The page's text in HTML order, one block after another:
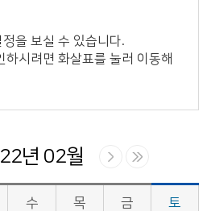
을 보실 수 있습니다.
하시려면 화살표를 눌러 이동해
년 02월
수 목 금 토